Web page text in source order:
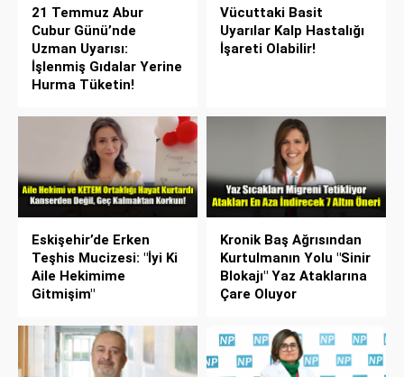
21 Temmuz Abur
Cubur Günü’nde
Uzman Uyarısı:
İşlenmiş Gıdalar Yerine
Hurma Tüketin!
Vücuttaki Basit
Uyarılar Kalp Hastalığı
İşareti Olabilir!
Eskişehir’de Erken
Teşhis Mucizesi: "İyi Ki
Aile Hekimime
Gitmişim"
Kronik Baş Ağrısından
Kurtulmanın Yolu "Sinir
Blokajı" Yaz Ataklarına
Çare Oluyor